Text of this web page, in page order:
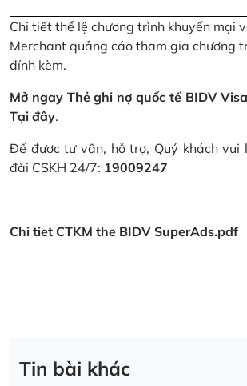
Chi tiết thể lệ chương trình khuyến mại
Merchant quảng cáo tham gia chương
đính kèm.
Mở ngay Thẻ ghi nợ quốc tế BIDV
Tại đây.
Để được tư vấn, hỗ trợ, Quý khách vui
đài CSKH 24/7: 19009247
Chi tiet CTKM the BIDV SuperAds.pdf
Tin bài khác